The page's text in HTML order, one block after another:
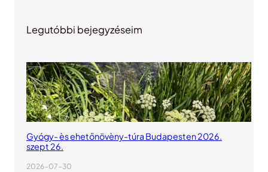
Legutóbbi bejegyzéseim
Gyógy- ès ehetőnövèny-túra Budapesten 2026.
szept 26.
2026-07-30